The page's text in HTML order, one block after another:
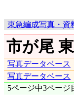
東急編成写真・資
市が尾
写真データベース
写真データベース
5ページ中3ページ